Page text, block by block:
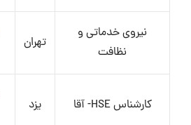
نیروی خدماتی و
نظافت
تهران
کارشناس HSE- آقا یزد